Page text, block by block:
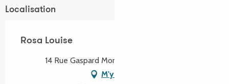
Localisation
Rosa Louise
14 Rue Gaspard Monge, 22300 Lannion
M'y rendre